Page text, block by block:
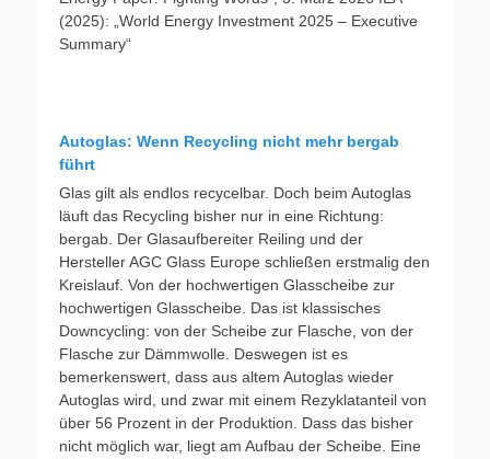
(2025): „World Energy Investment 2025 – Executive
Summary“
Autoglas: Wenn Recycling nicht mehr bergab
führt
Glas gilt als endlos recycelbar. Doch beim Autoglas
läuft das Recycling bisher nur in eine Richtung:
bergab. Der Glasaufbereiter Reiling und der
Hersteller AGC Glass Europe schließen erstmalig den
Kreislauf. Von der hochwertigen Glasscheibe zur
hochwertigen Glasscheibe. Das ist klassisches
Downcycling: von der Scheibe zur Flasche, von der
Flasche zur Dämmwolle. Deswegen ist es
bemerkenswert, dass aus altem Autoglas wieder
Autoglas wird, und zwar mit einem Rezyklatanteil von
über 56 Prozent in der Produktion. Dass das bisher
nicht möglich war, liegt am Aufbau der Scheibe. Eine